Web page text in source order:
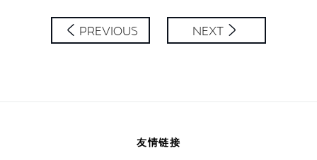
SHARE
PREVIOUS NEXT
友情链接